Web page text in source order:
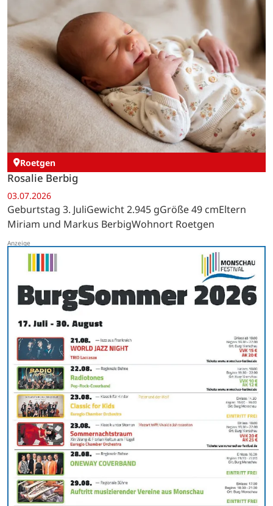
Roetgen
Rosalie Berbig
03.07.2026
Geburtstag 3. JuliGewicht 2.945 gGröße 49 cmEltern
Miriam und Markus BerbigWohnort Roetgen